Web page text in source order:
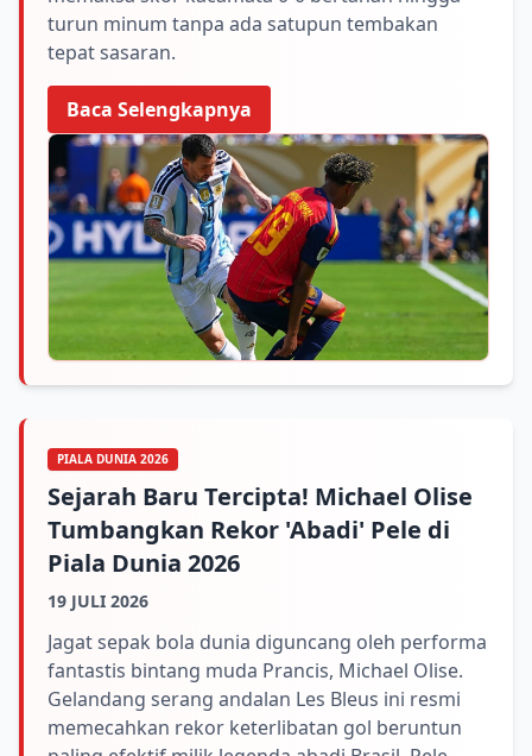
turun minum tanpa ada satupun tembakan
tepat sasaran.
Baca Selengkapnya
PIALA DUNIA 2026
Sejarah Baru Tercipta! Michael Olise
Tumbangkan Rekor 'Abadi' Pele di
Piala Dunia 2026
19 JULI 2026
Jagat sepak bola dunia diguncang oleh performa
fantastis bintang muda Prancis, Michael Olise.
Gelandang serang andalan Les Bleus ini resmi
memecahkan rekor keterlibatan gol beruntun